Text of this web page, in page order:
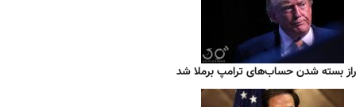
راز بسته شدن حساب‌های ترامپ برملا شد